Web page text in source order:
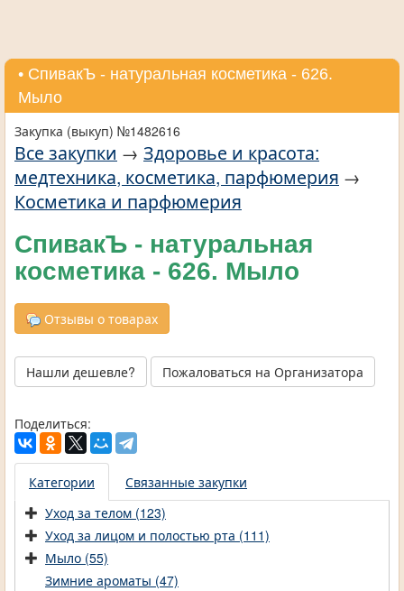
• СпивакЪ - натуральная косметика - 626.
Мыло
Закупка (выкуп) №1482616
Все закупки → Здоровье и красота:
медтехника, косметика, парфюмерия →
Косметика и парфюмерия
СпивакЪ - натуральная
косметика - 626. Мыло
Отзывы о товарах
Нашли дешевле? Пожаловаться на Организатора
Поделиться:
Категории
Связанные закупки
Уход за телом (123)
Уход за лицом и полостью рта (111)
Мыло (55)
Зимние ароматы (47)